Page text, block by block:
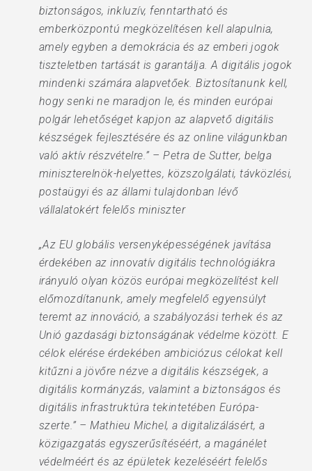
biztonságos, inkluzív, fenntartható és
emberközpontú megközelítésen kell alapulnia,
amely egyben a demokrácia és az emberi jogok
tiszteletben tartását is garantálja. A digitális jogok
mindenki számára alapvetőek. Biztosítanunk kell,
hogy senki ne maradjon le, és minden európai
polgár lehetőséget kapjon az alapvető digitális
készségek fejlesztésére és az online világunkban
való aktív részvételre.” – Petra de Sutter, belga
miniszterelnök-helyettes, közszolgálati, távközlési,
postaügyi és az állami tulajdonban lévő
vállalatokért felelős miniszter
„Az EU globális versenyképességének javítása
érdekében az innovatív digitális technológiákra
irányuló olyan közös európai megközelítést kell
előmozdítanunk, amely megfelelő egyensúlyt
teremt az innováció, a szabályozási terhek és az
Unió gazdasági biztonságának védelme között. E
célok elérése érdekében ambiciózus célokat kell
kitűzni a jövőre nézve a digitális készségek, a
digitális kormányzás, valamint a biztonságos és
digitális infrastruktúra tekintetében Európa-
szerte.” – Mathieu Michel, a digitalizálásért, a
közigazgatás egyszerűsítéséért, a magánélet
védelméért és az épületek kezeléséért felelős